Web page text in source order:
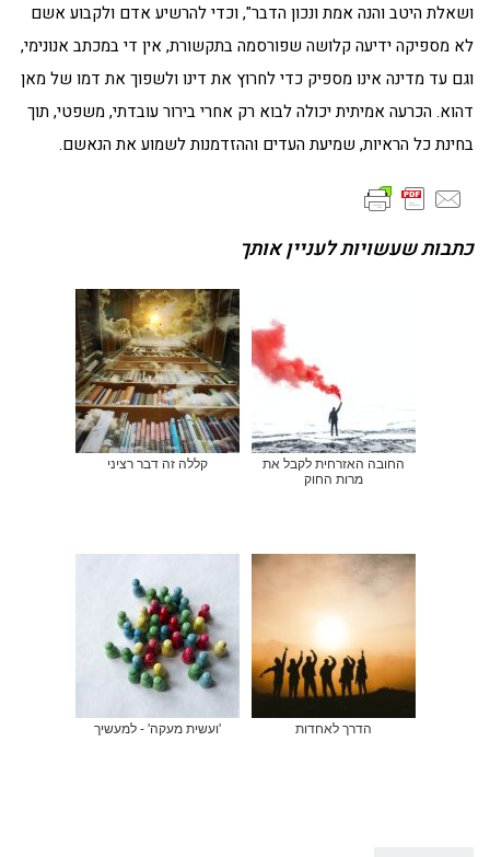
ושאלת היטב והנה אמת ונכון הדבר", וכדי להרשיע אדם ולקבוע אשם
לא מספיקה ידיעה קלושה שפורסמה בתקשורת, אין די במכתב אנונימי,
וגם עד מדינה אינו מספיק כדי לחרוץ את דינו ולשפוך את דמו של מאן
דהוא. הכרעה אמיתית יכולה לבוא רק אחרי בירור עובדתי, משפטי, תוך
בחינת כל הראיות, שמיעת העדים וההזדמנות לשמוע את הנאשם.
כתבות שעשויות לעניין אותך
החובה האזרחית לקבל את
מרות החוק
קללה זה דבר רציני
הדרך לאחדות 'ועשית מעקה' - למעשיך